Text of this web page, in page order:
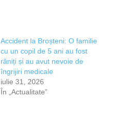
Accident la Broșteni: O familie
cu un copil de 5 ani au fost
răniți și au avut nevoie de
îngrijiri medicale
iulie 31, 2026
În „Actualitate”